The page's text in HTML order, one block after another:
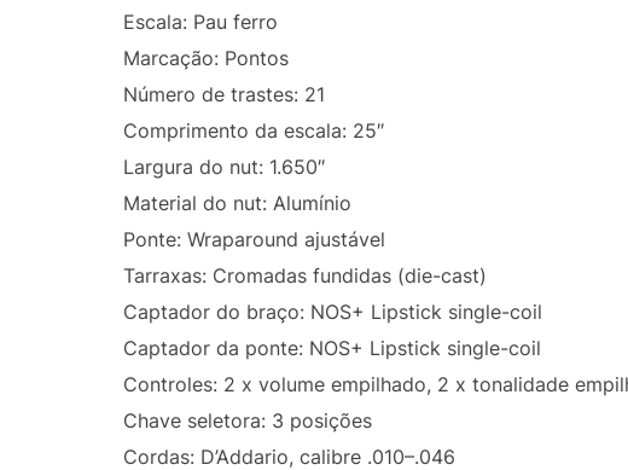
Escala: Pau ferro
Marcação: Pontos
Número de trastes: 21
Comprimento da escala: 25″
Largura do nut: 1.650″
Material do nut: Alumínio
Ponte: Wraparound ajustável
Tarraxas: Cromadas fundidas (die-cast)
Captador do braço: NOS+ Lipstick single-coil
Captador da ponte: NOS+ Lipstick single-coil
Controles: 2 x volume empilhado, 2 x tonalidade
Chave seletora: 3 posições
Cordas: D’Addario, calibre .010–.046